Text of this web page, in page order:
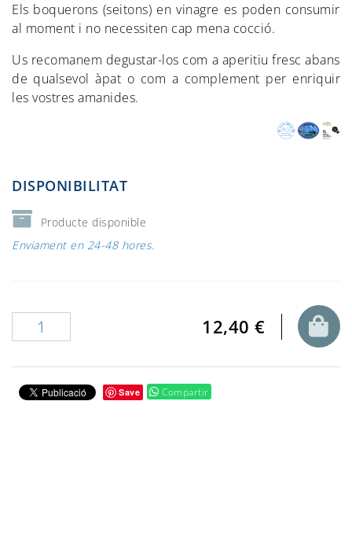
Els boquerons (seitons) en vinagre es poden consumir
al moment i no necessiten cap mena cocció.
Us recomanem degustar-los com a aperitiu fresc abans
de qualsevol àpat o com a complement per enriquir
les vostres amanides.
DISPONIBILITAT
Producte disponible
Enviament en 24-48 hores.
12,40 €
Save Compartir